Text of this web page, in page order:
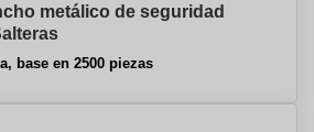
metálico de seguridad
base en 2500 piezas